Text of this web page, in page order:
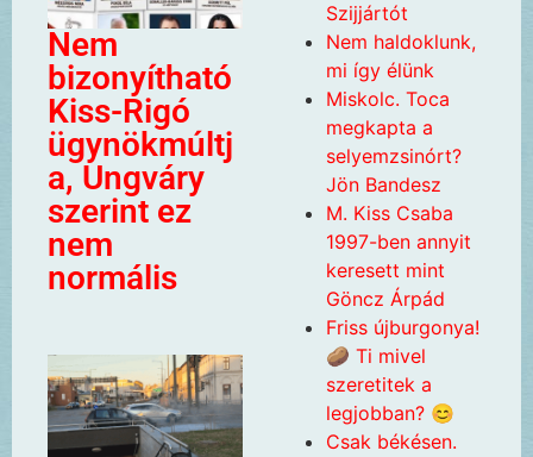
Nem
bizonyítható
Kiss-Rigó
ügynökmúltj
a, Ungváry
szerint ez
nem
normális
Szijjártót
Nem haldoklunk,
mi így élünk
Miskolc. Toca
megkapta a
selyemzsinórt?
Jön Bandesz
M. Kiss Csaba
1997-ben annyit
keresett mint
Göncz Árpád
Friss újburgonya!
🥔 Ti mivel
szeretitek a
legjobban? 😊
Csak békésen.